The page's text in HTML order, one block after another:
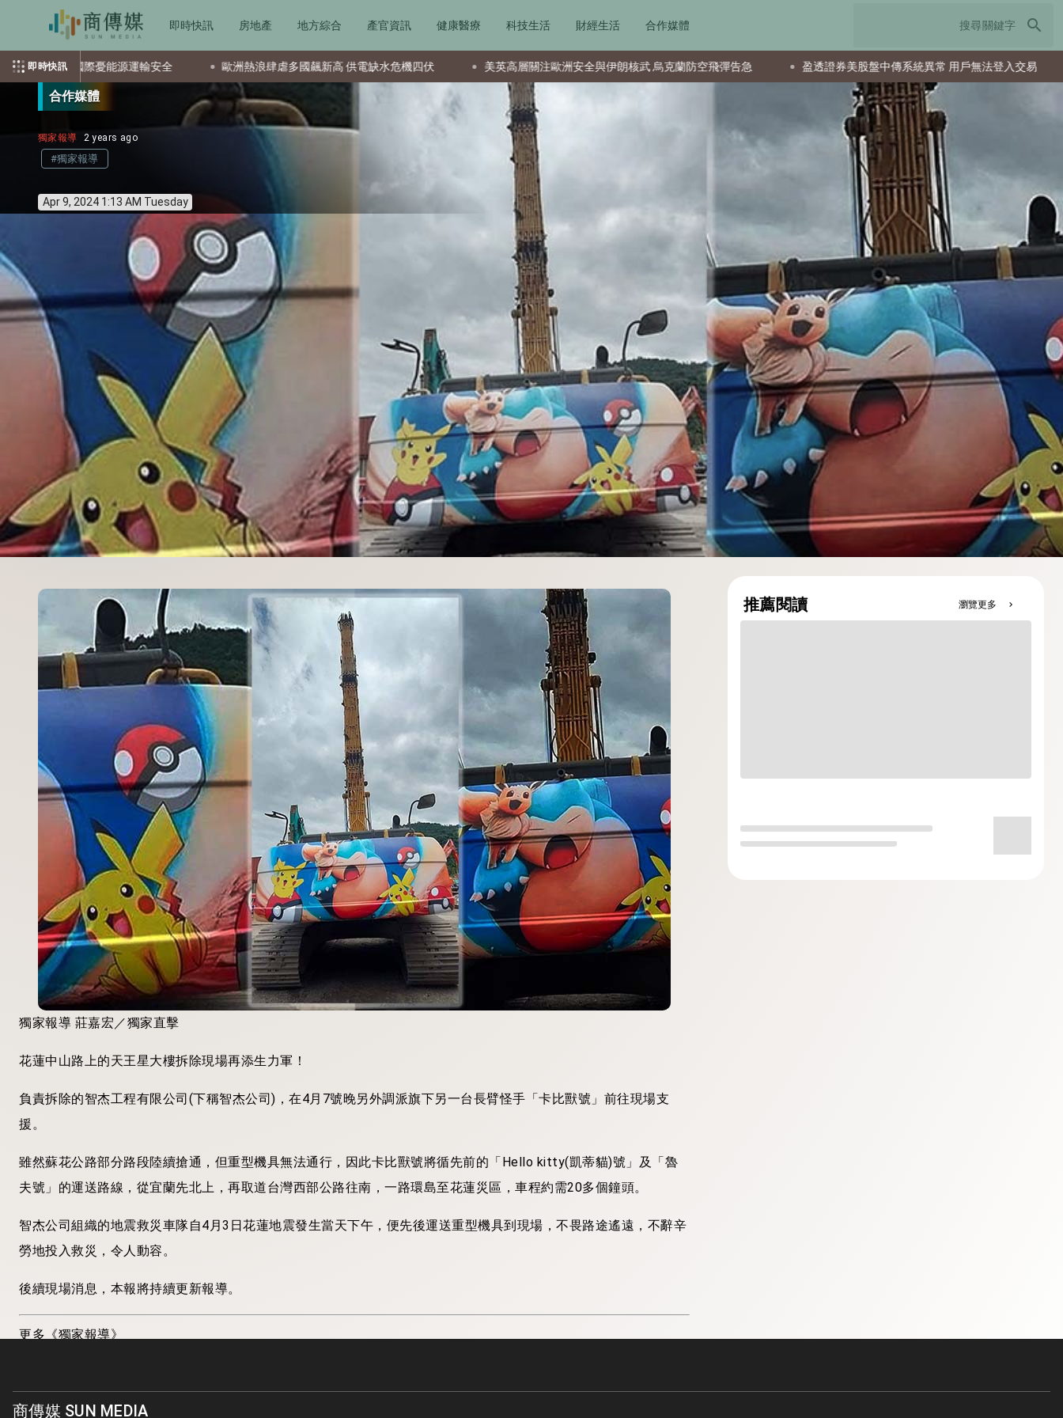
即時快訊 房地產 地方綜合 產官資訊 健康醫療 科技生活 財經生活 合作媒體 search
即時快訊
際憂能源運輸安全 歐洲熱浪肆虐多國飆新高 供電缺水危機四伏 美英高層關注歐洲安全與伊朗核武 烏克蘭防空飛彈告急 盈透證券美股盤中傳系統異常 用戶無法登入交易 葉門胡塞
合作媒體
獨家報導 2 years ago
#獨家報導
Apr 9, 2024 1:13 AM Tuesday
獨家報導 莊嘉宏／獨家直擊
花蓮中山路上的天王星大樓拆除現場再添生力軍！
負責拆除的智杰工程有限公司(下稱智杰公司)，在4月7號晚另外調派旗下另一台長臂怪手「卡比獸號」前往現場支
援。
雖然蘇花公路部分路段陸續搶通，但重型機具無法通行，因此卡比獸號將循先前的「Hello kitty(凱蒂貓)號」及「魯
夫號」的運送路線，從宜蘭先北上，再取道台灣西部公路往南，一路環島至花蓮災區，車程約需20多個鐘頭。
智杰公司組織的地震救災車隊自4月3日花蓮地震發生當天下午，便先後運送重型機具到現場，不畏路途遙遠，不辭辛
勞地投入救災，令人動容。
後續現場消息，本報將持續更新報導。
更多《獨家報導》
推薦閱讀 瀏覽更多 chevron_right
商傳媒 SUN MEDIA